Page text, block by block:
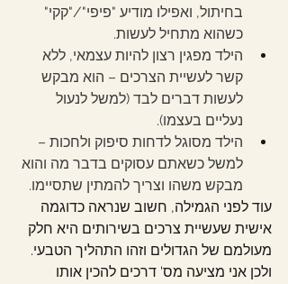
בחיתול, ואפילו מודיע "פיפי"/"קקי"
כשהוא מתחיל לעשות.
הילד מפגין רצון להיות עצמאי, ללא
קשר לעשיית הצרכים – הוא מבקש
לעשות דברים לבד (למשל לנעול
נעליים בעצמו).
הילד מסוגל לדחות סיפוק ולחכות –
למשל כשאתם עסוקים בדבר מה והוא
מבקש משהו וצריך להמתין שתסיימו.
עוד לפני הגמילה, חשוב שנראה כדוגמה
אישית שעשיית צרכים בשירותים היא חלק
מעולמם של הגדולים וזהו התהליך הטבעי.
ולכן אני מציעה מס' דרכים להכין אותו